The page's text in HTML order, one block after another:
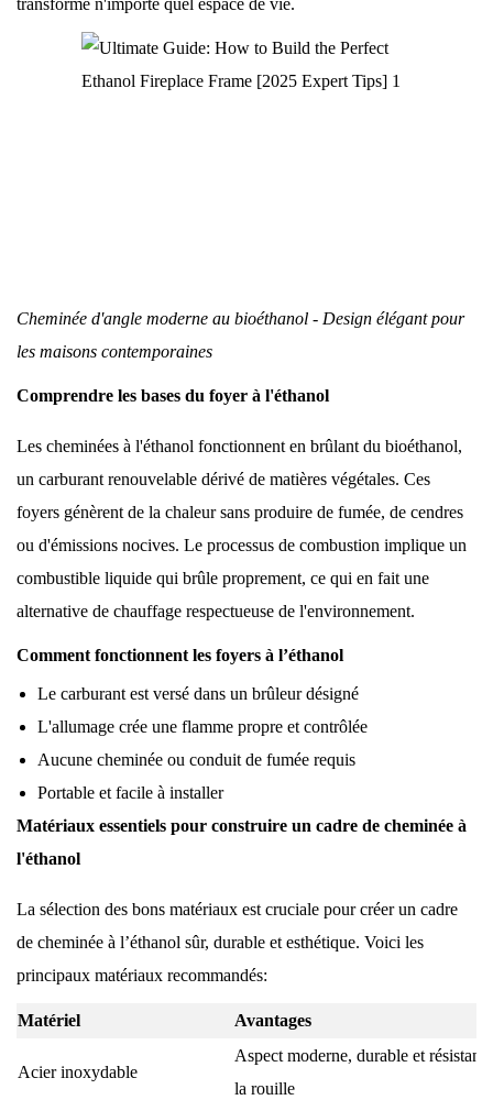
transforme n'importe quel espace de vie.
Cheminée d'angle moderne au bioéthanol - Design élégant pour
les maisons contemporaines
Comprendre les bases du foyer à l'éthanol
Les cheminées à l'éthanol fonctionnent en brûlant du bioéthanol,
un carburant renouvelable dérivé de matières végétales. Ces
foyers génèrent de la chaleur sans produire de fumée, de cendres
ou d'émissions nocives. Le processus de combustion implique un
combustible liquide qui brûle proprement, ce qui en fait une
alternative de chauffage respectueuse de l'environnement.
Comment fonctionnent les foyers à l’éthanol
Le carburant est versé dans un brûleur désigné
L'allumage crée une flamme propre et contrôlée
Aucune cheminée ou conduit de fumée requis
Portable et facile à installer
Matériaux essentiels pour construire un cadre de cheminée à
l'éthanol
La sélection des bons matériaux est cruciale pour créer un cadre
de cheminée à l’éthanol sûr, durable et esthétique. Voici les
principaux matériaux recommandés:
Matériel Avantages
Acier inoxydable
Aspect moderne, durable et résistant
la rouille